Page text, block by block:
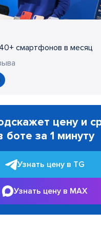
смартфонов в месяц
цену и
боте за 1 минуту
Узнать цену в TG
Узнать цену в MAX